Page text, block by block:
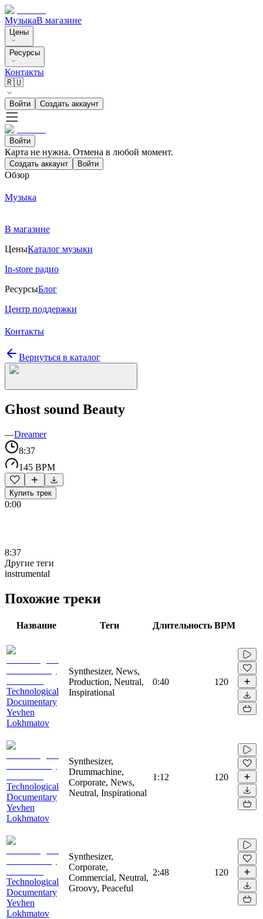
МузыкаВ магазине
Цены
Ресурсы
Контакты
🇷🇺
Войти Создать аккаунт
Войти
Карта не нужна. Отмена в любой момент.
Создать аккаунт Войти
Обзор
Музыка
В магазине
ЦеныКаталог музыки
In-store радио
РесурсыБлог
Центр поддержки
Контакты
Вернуться в каталог
Ghost sound Beauty
—Dreamer
8:37
145 BPM
Купить трек
0:00
8:37
Другие теги
instrumental
Похожие треки
Название Теги Длительность BPM
Technological
Documentary
Yevhen
Lokhmatov
Synthesizer, News,
Production, Neutral,
Inspirational
0:40 120
Technological
Documentary
Yevhen
Lokhmatov
Synthesizer,
Drummachine,
Corporate, News,
Neutral, Inspirational
1:12 120
Technological
Documentary
Yevhen
Lokhmatov
Synthesizer,
Corporate,
Commercial, Neutral,
Groovy, Peaceful
2:48 120